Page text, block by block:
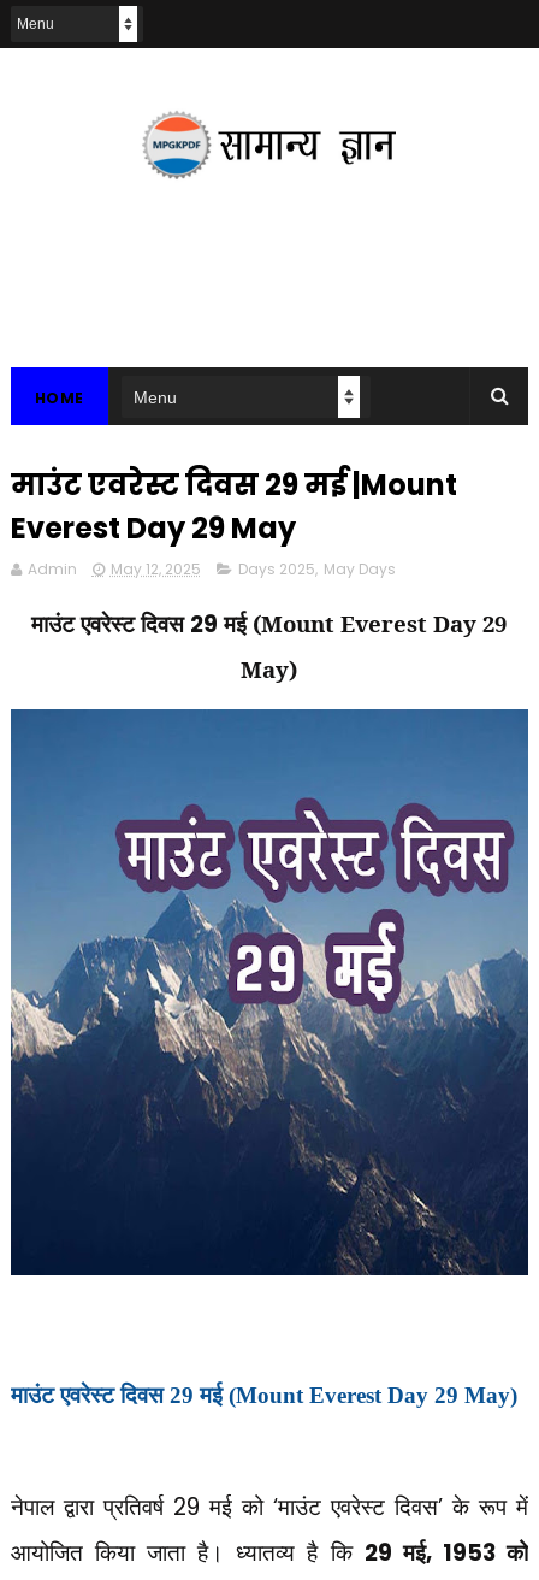
HOME
माउंट एवरेस्ट दिवस 29 मई |Mount
Everest Day 29 May
Admin May 12, 2025 Days 2025, May Days
माउंट एवरेस्ट दिवस 29 मई (Mount Everest Day 29
May)
माउंट एवरेस्ट दिवस 29 मई (Mount Everest Day 29 May)
नेपाल द्वारा प्रतिवर्ष 29मई को‘माउंट एवरेस्ट दिवस’के रूप में
आयोजित किया जाता है। ध्यातव्य है कि 29मई, 1953को